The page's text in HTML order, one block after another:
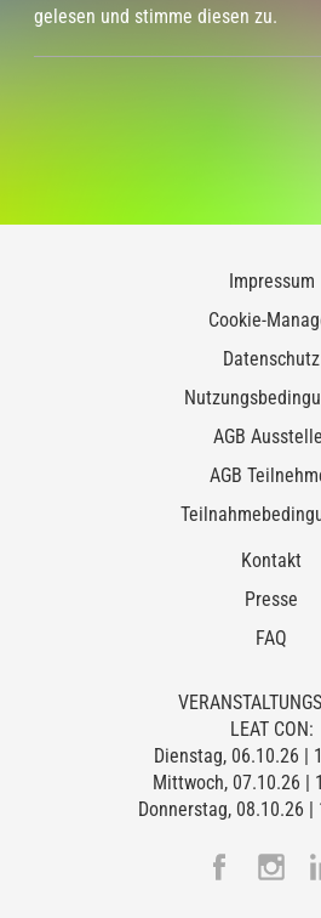
gelesen und stimme diesen zu.
Impressum
Cookie-
Datenschutz
AGB
AGB
Kontakt
Presse
FAQ
LEAT CON:
Dienstag, 06.10.26 |
Mittwoch, 07.10.26 |
Donnerstag, 08.10.26 |